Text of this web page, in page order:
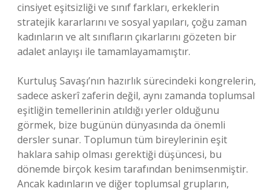
cinsiyet eşitsizliği ve sınıf farkları, erkeklerin
stratejik kararlarını ve sosyal yapıları, çoğu zaman
kadınların ve alt sınıfların çıkarlarını gözeten bir
adalet anlayışı ile tamamlayamamıştır.
Kurtuluş Savaşı’nın hazırlık sürecindeki kongrelerin,
sadece askerî zaferin değil, aynı zamanda toplumsal
eşitliğin temellerinin atıldığı yerler olduğunu
görmek, bize bugünün dünyasında da önemli
dersler sunar. Toplumun tüm bireylerinin eşit
haklara sahip olması gerektiği düşüncesi, bu
dönemde birçok kesim tarafından benimsenmiştir.
Ancak kadınların ve diğer toplumsal grupların,